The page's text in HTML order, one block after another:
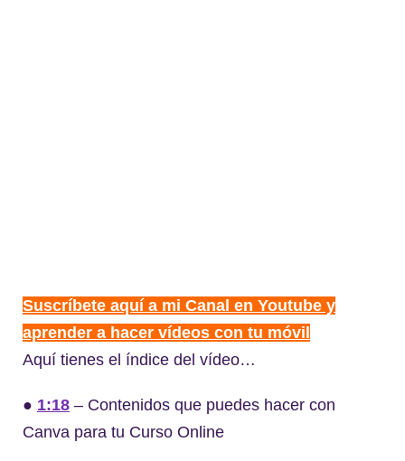
Suscríbete aquí a mi Canal en Youtube y
aprender a hacer vídeos con tu móvil
Aquí tienes el índice del vídeo…
● 1:18 – Contenidos que puedes hacer con
Canva para tu Curso Online